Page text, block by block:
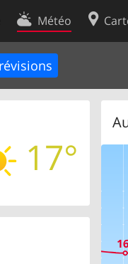
Météo
17°
Contact
Conditions d’utilisation